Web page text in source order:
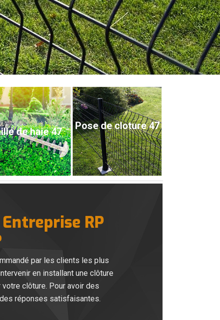
de haie 47 Pose de cloture 47
RP
par les clients les plus
en installant une clôture
clôture. Pour avoir des
réponses satisfaisantes.